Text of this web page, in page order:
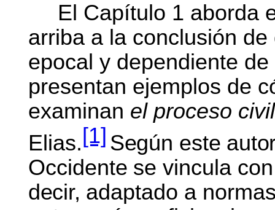
El Capítulo 1 aborda
arriba a la conclusión
epocal y dependiente
presentan ejemplos de
examinan el proceso
Elias. [1] Según este
Occidente se vincula con
decir, adaptado a